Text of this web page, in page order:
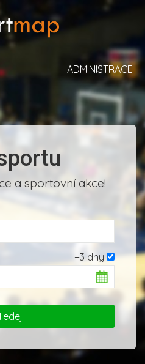
ADMINISTRACE
a sportovní akce!
+3 dny